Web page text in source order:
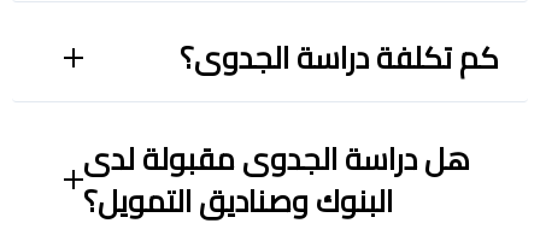
كم تكلفة دراسة الجدوى؟
هل دراسة الجدوى مقبولة لدى
البنوك وصناديق التمويل؟